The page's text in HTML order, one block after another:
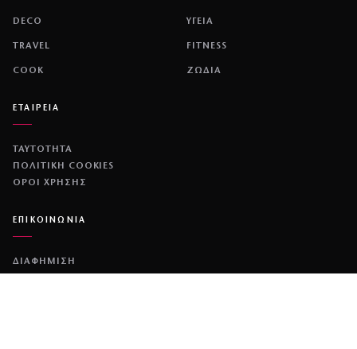
DECO ΥΓΕΙΑ
TRAVEL FITNESS
COOK ΖΩΔΙΑ
ΕΤΑΙΡΕΙΑ
ΤΑΥΤΟΤΗΤΑ
ΠΟΛΙΤΙΚΉ COOKIES
ΌΡΟΙ ΧΡΉΣΗΣ
ΕΠΙΚΟΙΝΩΝΙΑ
ΔΙΑΦΗΜΙΣΗ